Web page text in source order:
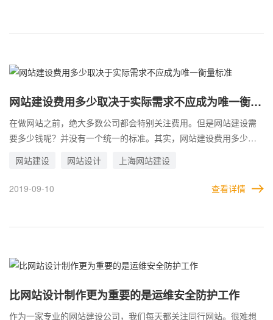
不断的有兴趣的客户主动咨询。然而，如果缺失营销诉求公司网站
网站建设费用多少取决于实际需求不应成为唯一衡量
标准
在做网站之前，绝大多数公司都会特别关注费用。但是网站建设需
要多少钱呢？并没有一个统一的标准。其实，网站建设费用多少取
网站，质量参差不齐，价格不平等。网站制作的最终成本因城市而
异。那么设计和建立一个网站要花多少钱呢？我们也是一家网站建
目组成，如网站主机、域名、网站设计和网站程序功能等。由于不
不同的要求，因此无法确定确切的成本。
网站建设 网站设计 上海网站建设
2019-09-10 查看详情
比网站设计制作更为重要的是运维安全防护工作
作为一家专业的网站建设公司，我们每天都关注同行网站。很难想